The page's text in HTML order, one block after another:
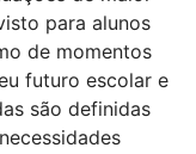
para alunos
de momentos
futuro escolar e
são definidas